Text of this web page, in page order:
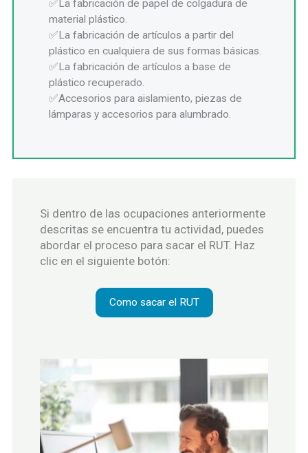
La fabricación de papel de colgadura de
material plástico.
La fabricación de artículos a partir del
plástico en cualquiera de sus formas básicas.
La fabricación de artículos a base de
plástico recuperado.
Accesorios para aislamiento, piezas de
lámparas y accesorios para alumbrado.
Si dentro de las ocupaciones anteriormente
descritas se encuentra tu actividad, puedes
abordar el proceso para sacar el RUT. Haz
clic en el siguiente botón:
Como sacar el RUT